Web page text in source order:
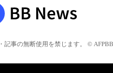
記事の無断使用を禁じます。 © AFPBB